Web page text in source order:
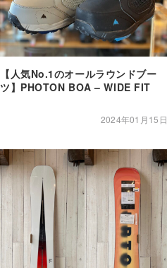
【人気No.1のオールラウンドブー
ツ】PHOTON BOA – WIDE FIT
2024年01月15日